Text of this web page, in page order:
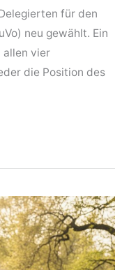
für den
neu gewählt. Ein
allen vier
die Position des